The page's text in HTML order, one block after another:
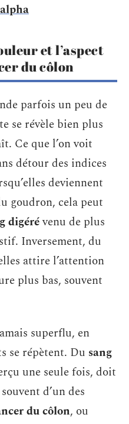
et l’aspect
du côlon
parfois un peu de
se révèle bien plus
Ce que l’on voit
détour des indices
deviennent
goudron, cela peut
digérévenu de plus
Inversement, du
attire l’attention
plus bas, souvent
superflu, en
se répètent. Du sang
une seule fois, doit
d’un des
du côlon, ou